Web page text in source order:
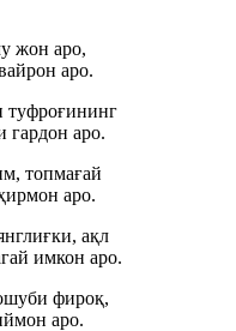
жон аро,
аро.
туфроғининг
гардон аро.
топмағай
аро.
ақл
имкон аро.
фироқ,
аро.